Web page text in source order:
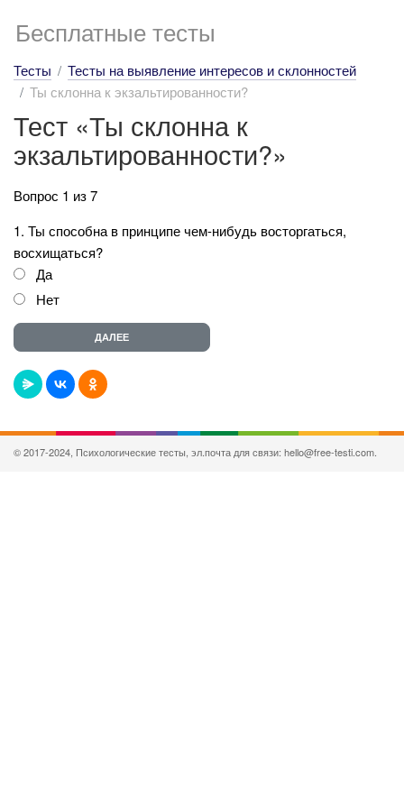
Бесплатные тесты
Тесты
Тесты на выявление интересов и склонностей
Ты склонна к экзальтированности?
Тест «Ты склонна к
экзальтированности?»
Вопрос 1 из 7
1. Ты способна в принципе чем-нибудь восторгаться,
восхищаться?
Да
Нет
© 2017-2024, Психологические тесты, эл.почта для связи: hello@free-testi.com.